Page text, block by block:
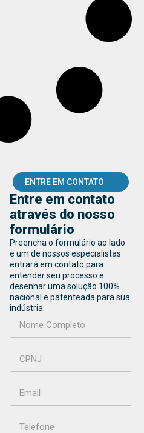
ENTRE EM CONTATO
Entre em contato
através do nosso
formulário
Preencha o formulário ao lado
e um de nossos especialistas
entrará em contato para
entender seu processo e
desenhar uma solução 100%
nacional e patenteada para sua
indústria.